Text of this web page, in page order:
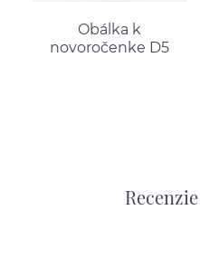
Obálka k
novoročenke D5